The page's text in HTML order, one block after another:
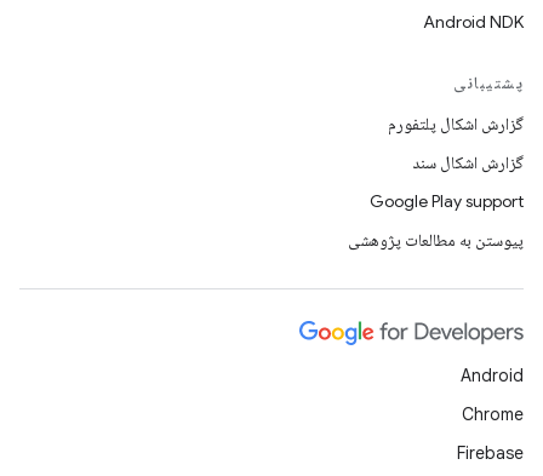
Android NDK
پشتیبانی
گزارش اشکال پلتفورم
گزارش اشکال سند
Google Play support
پیوستن به مطالعات پژوهشی
Android
Chrome
Firebase